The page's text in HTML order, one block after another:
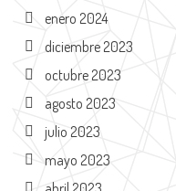
enero 2024
diciembre 2023
octubre 2023
agosto 2023
julio 2023
mayo 2023